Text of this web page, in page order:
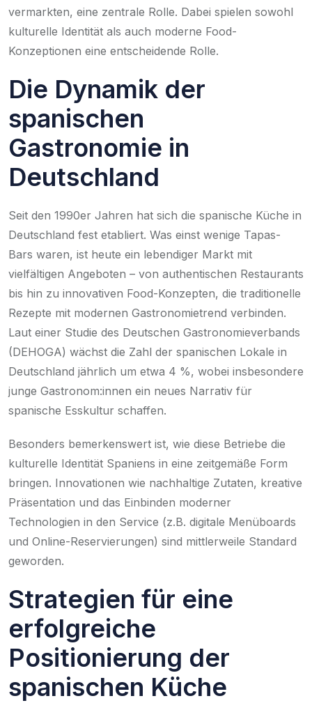
vermarkten, eine zentrale Rolle. Dabei spielen sowohl
kulturelle Identität als auch moderne Food-
Konzeptionen eine entscheidende Rolle.
Die Dynamik der
spanischen
Gastronomie in
Deutschland
Seit den 1990er Jahren hat sich die spanische Küche in
Deutschland fest etabliert. Was einst wenige Tapas-
Bars waren, ist heute ein lebendiger Markt mit
vielfältigen Angeboten – von authentischen Restaurants
bis hin zu innovativen Food-Konzepten, die traditionelle
Rezepte mit modernen Gastronomietrend verbinden.
Laut einer Studie des Deutschen Gastronomieverbands
(DEHOGA) wächst die Zahl der spanischen Lokale in
Deutschland jährlich um etwa 4 %, wobei insbesondere
junge Gastronom:innen ein neues Narrativ für
spanische Esskultur schaffen.
Besonders bemerkenswert ist, wie diese Betriebe die
kulturelle Identität Spaniens in eine zeitgemäße Form
bringen. Innovationen wie nachhaltige Zutaten, kreative
Präsentation und das Einbinden moderner
Technologien in den Service (z.B. digitale Menüboards
und Online-Reservierungen) sind mittlerweile Standard
geworden.
Strategien für eine
erfolgreiche
Positionierung der
spanischen Küche